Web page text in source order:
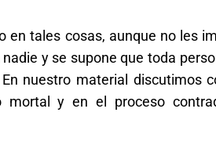
en tales cosas, aunque no les
y se supone que toda
nuestro material discutimos
mortal y en el proceso